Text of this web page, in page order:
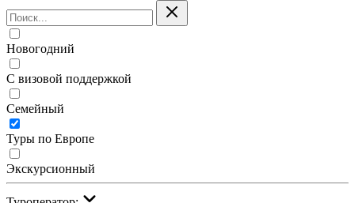
Новогодний
С визовой поддержкой
Семейный
Туры по Европе
Экскурсионный